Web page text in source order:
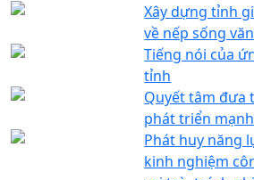
Xây dựng tỉnh
về nếp sống
Tiếng nói của
tỉnh
Quyết tâm đưa
phát triển
Phát huy năng
kinh nghiệm